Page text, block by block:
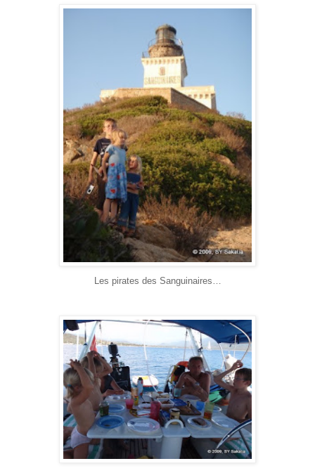
Les pirates des Sanguinaires…